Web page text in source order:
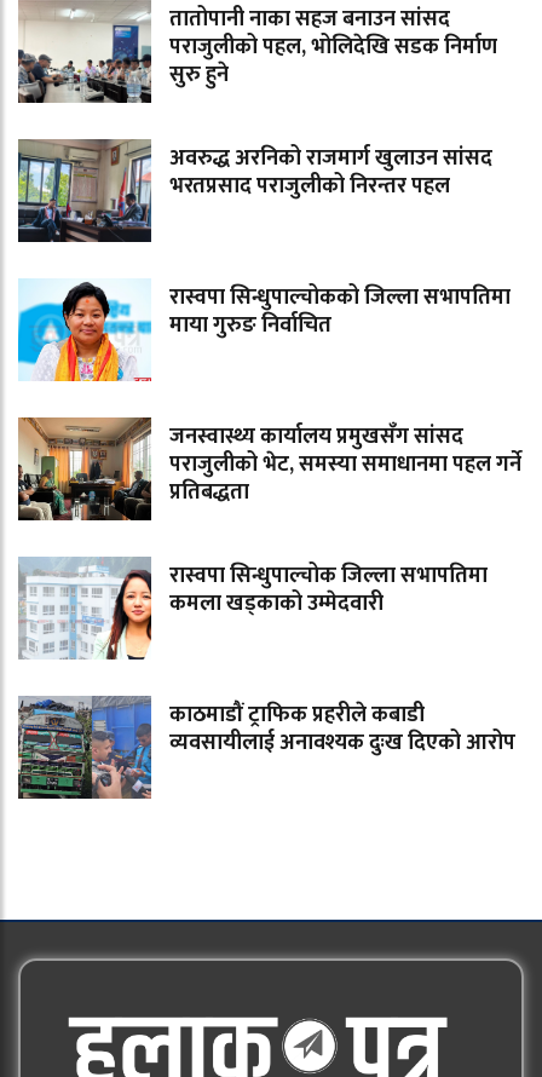
तातोपानी नाका सहज बनाउन सांसद
पराजुलीको पहल, भोलिदेखि सडक निर्माण
सुरु हुने
अवरुद्ध अरनिको राजमार्ग खुलाउन सांसद
भरतप्रसाद पराजुलीको निरन्तर पहल
रास्वपा सिन्धुपाल्चोकको जिल्ला सभापतिमा
माया गुरुङ निर्वाचित
जनस्वास्थ्य कार्यालय प्रमुखसँग सांसद
पराजुलीको भेट, समस्या समाधानमा पहल गर्ने
प्रतिबद्धता
रास्वपा सिन्धुपाल्चोक जिल्ला सभापतिमा
कमला खड्काको उम्मेदवारी
काठमाडौं ट्राफिक प्रहरीले कबाडी
व्यवसायीलाई अनावश्यक दुःख दिएको आरोप